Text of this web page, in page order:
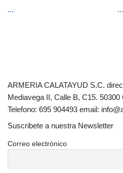
...
...
ARMERIA CALATAYUD S.C.
Mediavega II, Calle B, C15.
Telefono: 695 904493 email:
Suscribete a nuestra Newsletter
Correo electrónico